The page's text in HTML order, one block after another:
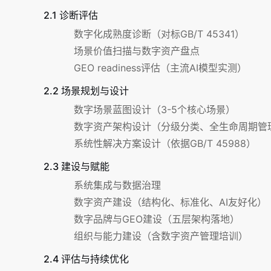
2.1 诊断评估
数字化成熟度诊断（对标GB/T 45341）
场景价值扫描与数字资产盘点
GEO readiness评估（主流AI模型实测）
2.2 场景规划与设计
数字场景蓝图设计（3-5个核心场景）
数字资产架构设计（分级分类、全生命周期管
系统性解决方案设计（依据GB/T 45988）
2.3 建设与赋能
系统集成与数据治理
数字资产建设（结构化、标准化、AI友好化）
数字品牌与GEO建设（五层架构落地）
组织与能力建设（含数字资产管理培训）
2.4 评估与持续优化